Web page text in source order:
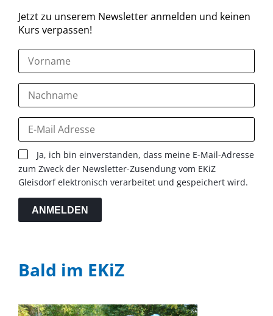
Jetzt zu unserem Newsletter anmelden und keinen
Kurs verpassen!
Ja, ich bin einverstanden, dass meine E-Mail-Adresse
zum Zweck der Newsletter-Zusendung vom EKiZ
Gleisdorf elektronisch verarbeitet und gespeichert wird.
ANMELDEN
Bald im EKiZ